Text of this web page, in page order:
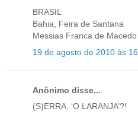
BRASIL
Bahia, Feira de Santana
Messias Franca de Macedo
19 de agosto de 2010 às
Anônimo disse...
(S)ERRA, ‘O LARANJA’?!